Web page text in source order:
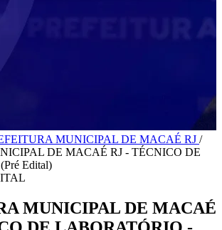
MUNICIPAL DE MACAÉ RJ /
DE MACAÉ RJ - TÉCNICO DE
Edital)
MUNICIPAL DE MACAÉ